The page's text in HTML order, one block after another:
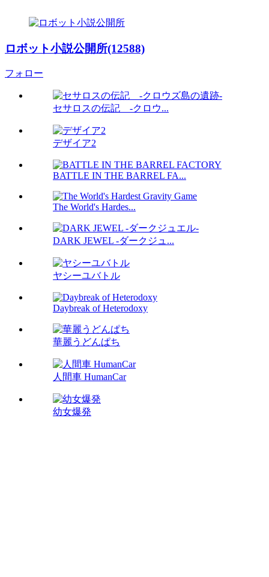
ロボット小説公開所(12588)
フォロー
セサロスの伝記 -クロウ...
デザイア2
BATTLE IN THE BARREL FA...
The World's Hardes...
DARK JEWEL -ダークジュ...
ヤシーユバトル
Daybreak of Heterodoxy
華麗うどんぱち
人間車 HumanCar
幼女爆発